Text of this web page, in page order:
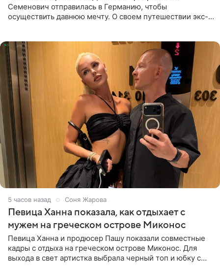
Семенович отправилась в Германию, чтобы
осуществить давнюю мечту. О своем путешествии экс-
5 часов назад Соня Жарова
Певица Ханна показала, как отдыхает с
мужем на греческом острове Миконос
Певица Ханна и продюсер Пашу показали совместные
кадры с отдыха на греческом острове Миконос. Для
выхода в свет артистка выбрала черный топ и юбку с